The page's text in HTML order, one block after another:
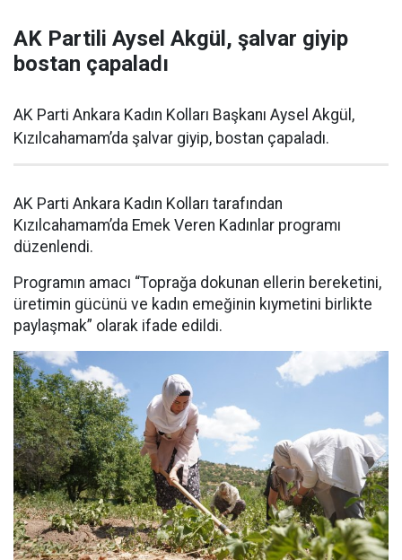
AK Partili Aysel Akgül, şalvar giyip
bostan çapaladı
AK Parti Ankara Kadın Kolları Başkanı Aysel Akgül,
Kızılcahamam’da şalvar giyip, bostan çapaladı.
AK Parti Ankara Kadın Kolları tarafından
Kızılcahamam’da Emek Veren Kadınlar programı
düzenlendi.
Programın amacı “Toprağa dokunan ellerin bereketini,
üretimin gücünü ve kadın emeğinin kıymetini birlikte
paylaşmak” olarak ifade edildi.